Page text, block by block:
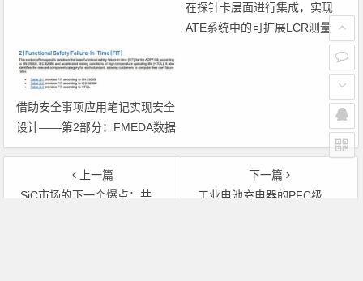
在探针卡层面进行集成，实现
ATE系统中的可扩展LCR测量
借助安全事项应用笔记实现安全
设计——第2部分：FMEDA数据
导入
上一篇
SiC市场的下一个爆点：共源共栅（cascode）结构详解
下一篇
工业电池充电器的PFC级拓扑对比：升压vs图腾柱